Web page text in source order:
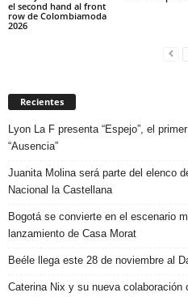
el second hand al front
row de Colombiamoda
2026
Recientes
Lyon La F presenta “Espejo”, el
“Ausencia”
Juanita Molina será parte del elenco
Nacional la Castellana
Bogotá se convierte en el escenario
lanzamiento de Casa Morat
Beéle llega este 28 de noviembre al
Caterina Nix y su nueva colaboración